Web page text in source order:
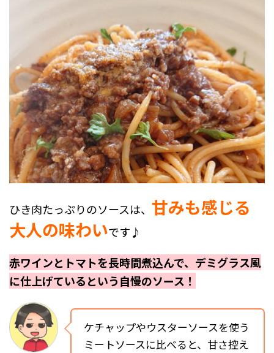
ひき肉たっぷりのソースは、 甘みも感じる
大人の味わいです♪
赤ワインとトマトを長時間煮込んで、デミグラス風
に仕上げているという自慢のソース！
ケチャップやウスターソースを使う
ミートソースに比べると、甘さ控え